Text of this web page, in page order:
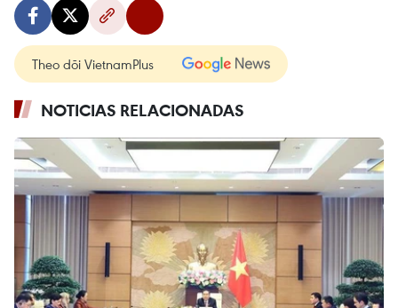
Theo dõi VietnamPlus
NOTICIAS RELACIONADAS